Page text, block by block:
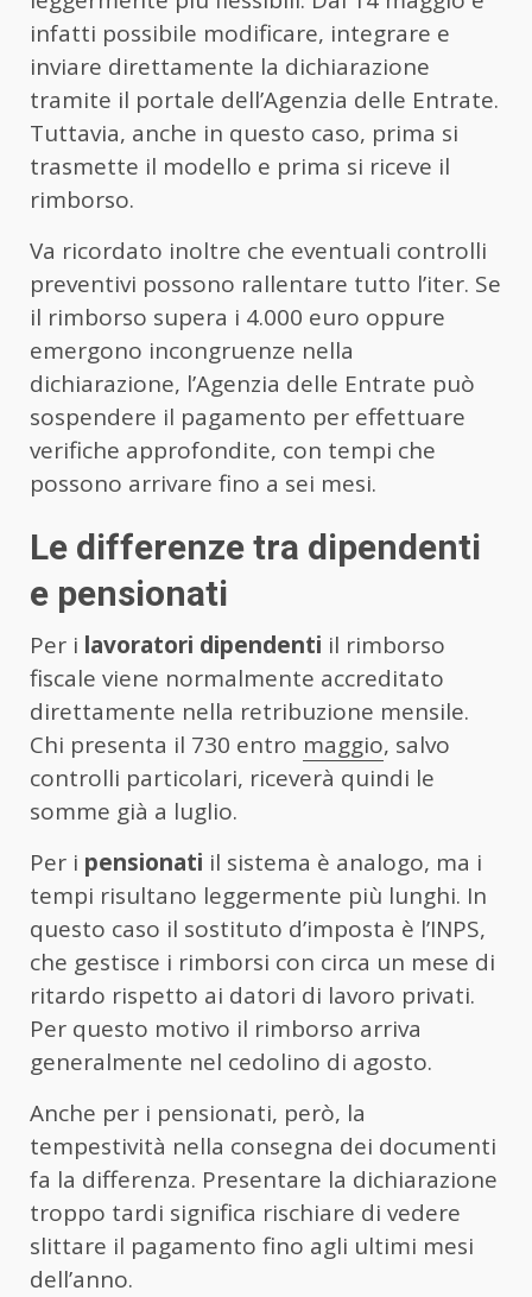
infatti possibile modificare, integrare e
inviare direttamente la dichiarazione
tramite il portale dell’Agenzia delle Entrate.
Tuttavia, anche in questo caso, prima si
trasmette il modello e prima si riceve il
rimborso.
Va ricordato inoltre che eventuali controlli
preventivi possono rallentare tutto l’iter. Se
il rimborso supera i 4.000 euro oppure
emergono incongruenze nella
dichiarazione, l’Agenzia delle Entrate può
sospendere il pagamento per effettuare
verifiche approfondite, con tempi che
possono arrivare fino a sei mesi.
Le differenze tra dipendenti
e pensionati
Per i lavoratori dipendenti il rimborso
fiscale viene normalmente accreditato
direttamente nella retribuzione mensile.
Chi presenta il 730 entro maggio, salvo
controlli particolari, riceverà quindi le
somme già a luglio.
Per i pensionati il sistema è analogo, ma i
tempi risultano leggermente più lunghi. In
questo caso il sostituto d’imposta è l’INPS,
che gestisce i rimborsi con circa un mese di
ritardo rispetto ai datori di lavoro privati.
Per questo motivo il rimborso arriva
generalmente nel cedolino di agosto.
Anche per i pensionati, però, la
tempestività nella consegna dei documenti
fa la differenza. Presentare la dichiarazione
troppo tardi significa rischiare di vedere
slittare il pagamento fino agli ultimi mesi
dell’anno.